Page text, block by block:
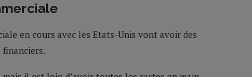
en cours avec les Etats-Unis vont avoir des
financiers.